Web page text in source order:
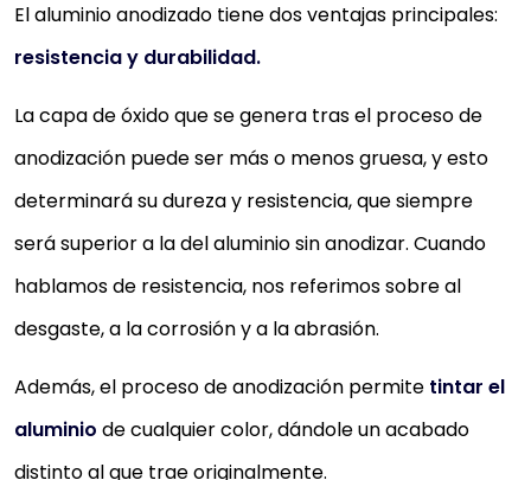
El aluminio anodizado tiene dos ventajas principales:
resistencia y durabilidad.
La capa de óxido que se genera tras el proceso de
anodización puede ser más o menos gruesa, y esto
determinará su dureza y resistencia, que siempre
será superior a la del aluminio sin anodizar. Cuando
hablamos de resistencia, nos referimos sobre al
desgaste, a la corrosión y a la abrasión.
Además, el proceso de anodización permite tintar el
aluminio de cualquier color, dándole un acabado
distinto al que trae originalmente.